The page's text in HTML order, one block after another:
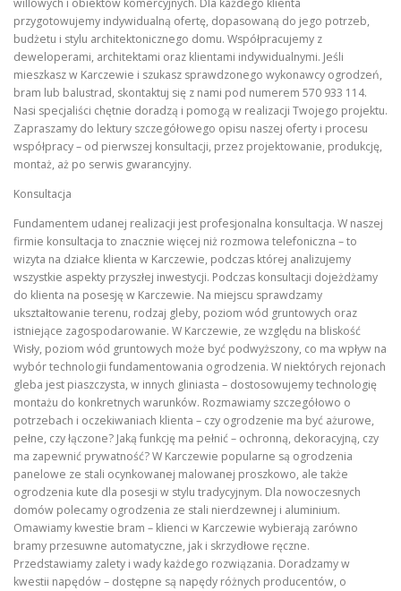
willowych i obiektów komercyjnych. Dla każdego klienta
przygotowujemy indywidualną ofertę, dopasowaną do jego potrzeb,
budżetu i stylu architektonicznego domu. Współpracujemy z
deweloperami, architektami oraz klientami indywidualnymi. Jeśli
mieszkasz w Karczewie i szukasz sprawdzonego wykonawcy ogrodzeń,
bram lub balustrad, skontaktuj się z nami pod numerem 570 933 114.
Nasi specjaliści chętnie doradzą i pomogą w realizacji Twojego projektu.
Zapraszamy do lektury szczegółowego opisu naszej oferty i procesu
współpracy – od pierwszej konsultacji, przez projektowanie, produkcję,
montaż, aż po serwis gwarancyjny.
Konsultacja
Fundamentem udanej realizacji jest profesjonalna konsultacja. W naszej
firmie konsultacja to znacznie więcej niż rozmowa telefoniczna – to
wizyta na działce klienta w Karczewie, podczas której analizujemy
wszystkie aspekty przyszłej inwestycji. Podczas konsultacji dojeżdżamy
do klienta na posesję w Karczewie. Na miejscu sprawdzamy
ukształtowanie terenu, rodzaj gleby, poziom wód gruntowych oraz
istniejące zagospodarowanie. W Karczewie, ze względu na bliskość
Wisły, poziom wód gruntowych może być podwyższony, co ma wpływ na
wybór technologii fundamentowania ogrodzenia. W niektórych rejonach
gleba jest piaszczysta, w innych gliniasta – dostosowujemy technologię
montażu do konkretnych warunków. Rozmawiamy szczegółowo o
potrzebach i oczekiwaniach klienta – czy ogrodzenie ma być ażurowe,
pełne, czy łączone? Jaką funkcję ma pełnić – ochronną, dekoracyjną, czy
ma zapewnić prywatność? W Karczewie popularne są ogrodzenia
panelowe ze stali ocynkowanej malowanej proszkowo, ale także
ogrodzenia kute dla posesji w stylu tradycyjnym. Dla nowoczesnych
domów polecamy ogrodzenia ze stali nierdzewnej i aluminium.
Omawiamy kwestie bram – klienci w Karczewie wybierają zarówno
bramy przesuwne automatyczne, jak i skrzydłowe ręczne.
Przedstawiamy zalety i wady każdego rozwiązania. Doradzamy w
kwestii napędów – dostępne są napędy różnych producentów, o